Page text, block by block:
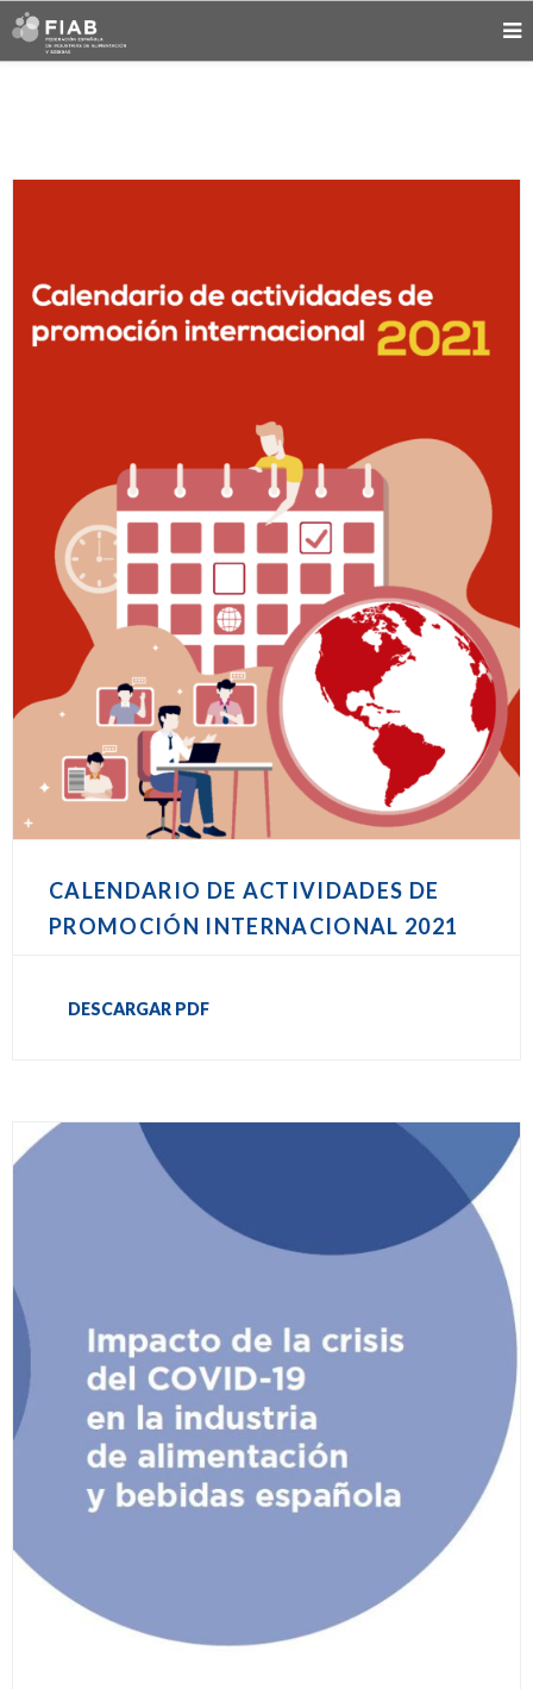
CALENDARIO DE ACTIVIDADES DE
PROMOCIÓN INTERNACIONAL 2021
DESCARGAR PDF